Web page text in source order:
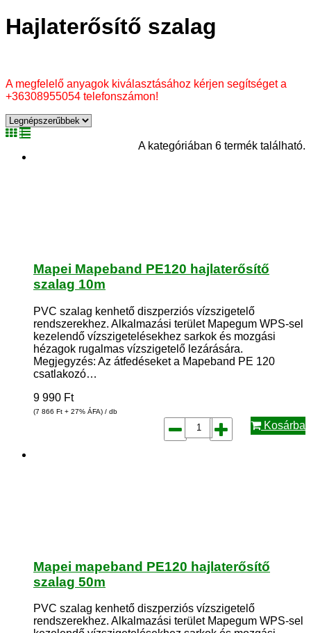
Hajlaterősítő szalag
A megfelelő anyagok kiválasztásához kérjen segítséget a
+36308955054 telefonszámon!
A kategóriában 6 termék található.
Mapei Mapeband PE120 hajlaterősítő
szalag 10m
PVC szalag kenhető diszperziós vízszigetelő
rendszerekhez. Alkalmazási terület Mapegum WPS-sel
kezelendő vízszigetelésekhez sarkok és mozgási
hézagok rugalmas vízszigetelő lezárására.
Megjegyzés: Az átfedéseket a Mapeband PE 120
csatlakozó…
9 990 Ft
(7 866 Ft + 27% ÁFA) / db
Kosárba
Mapei mapeband PE120 hajlaterősítő
szalag 50m
PVC szalag kenhető diszperziós vízszigetelő
rendszerekhez. Alkalmazási terület Mapegum WPS-sel